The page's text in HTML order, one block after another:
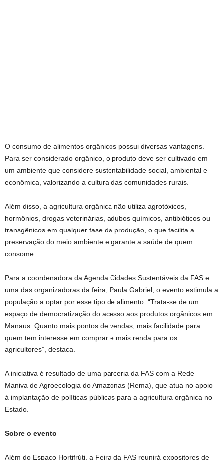
O consumo de alimentos orgânicos possui diversas vantagens.
Para ser considerado orgânico, o produto deve ser cultivado em
um ambiente que considere sustentabilidade social, ambiental e
econômica, valorizando a cultura das comunidades rurais.
Além disso, a agricultura orgânica não utiliza agrotóxicos,
hormônios, drogas veterinárias, adubos químicos, antibióticos ou
transgênicos em qualquer fase da produção, o que facilita a
preservação do meio ambiente e garante a saúde de quem
consome.
Para a coordenadora da Agenda Cidades Sustentáveis da FAS e
uma das organizadoras da feira, Paula Gabriel, o evento estimula a
população a optar por esse tipo de alimento. “Trata-se de um
espaço de democratização do acesso aos produtos orgânicos em
Manaus. Quanto mais pontos de vendas, mais facilidade para
quem tem interesse em comprar e mais renda para os
agricultores”, destaca.
A iniciativa é resultado de uma parceria da FAS com a Rede
Maniva de Agroecologia do Amazonas (Rema), que atua no apoio
à implantação de políticas públicas para a agricultura orgânica no
Estado.
Sobre o evento
Além do Espaço Hortifrúti, a Feira da FAS reunirá expositores de